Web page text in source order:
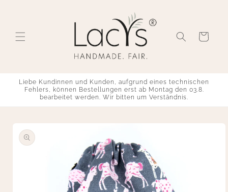
Cart
Liebe Kundinnen und Kunden, aufgrund eines technischen
Fehlers, können Bestellungen erst ab Montag den 03.8.
bearbeitet werden. Wir bitten um Verständnis.
product
information